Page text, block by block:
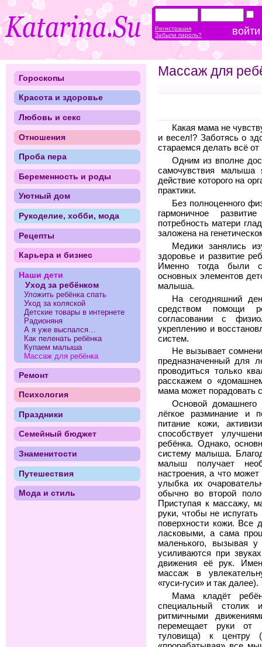
Массаж для
Какая мама не
и весел!? Заботясь о
стараемся делать всё
Одним из вполне
самочувствия
действие которого на
практики.
Без полноценного
гармоничное
потребность матери
заложена на
Медики занялись
здоровье и развитие
Именно тогда были
основных элементов
малыша.
На сегодняшний
средством помощи
согласовании с
укреплению и
систем.
Не вызывает
предназначенный для
проводиться только
расскажем о
мама может порадовать
Основой домашнего
лёгкое разминание и
питание кожи,
способствует
ребёнка. Однако,
систему малыша.
малыш получает
настроения, а что
улыбка их
обычно во второй
Приступая к массажу,
руки, чтобы не
поверхности кожи.
ласковыми, а сама
маленького, вызывая
усиливаются при
движения её рук.
массаж в
«гуси-гуси» и так далее).
Мама кладёт
специальный столик
ритмичными
перемещает руки от
туловища) к центру
Гороскопы
Красота и здоровье
Любовь и секс
Отношения
Проба пера
Беременность и роды
Уютный дом
Рукоделие, хобби, мода
Рецепты
Карьера и бизнес
Наши дети
Уход за ребёнком
Уложить ребёнка спать
Уход за коляской
Детские товары в интернете
Радионяня
А я уже выспался…
Как пеленать ребёнка
Купаем малыша
Массаж для ребёнка
Ремонт
Психология
Праздники
Семейный бюджет
Знаменитости
Путешествия
Мода и стиль
Регистрация
Забыли пароль?